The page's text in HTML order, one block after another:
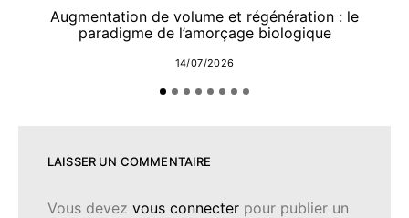
Augmentation de volume et régénération : le
paradigme de l’amorçage biologique
14/07/2026
LAISSER UN COMMENTAIRE
Vous devez vous connecter pour publier un